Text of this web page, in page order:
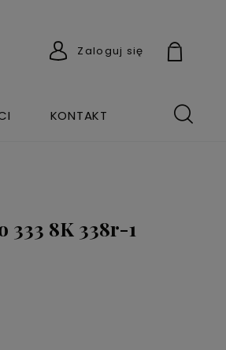
Zaloguj się
KONTAKT
333 8K 338r-1